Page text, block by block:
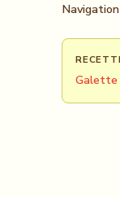
Galette